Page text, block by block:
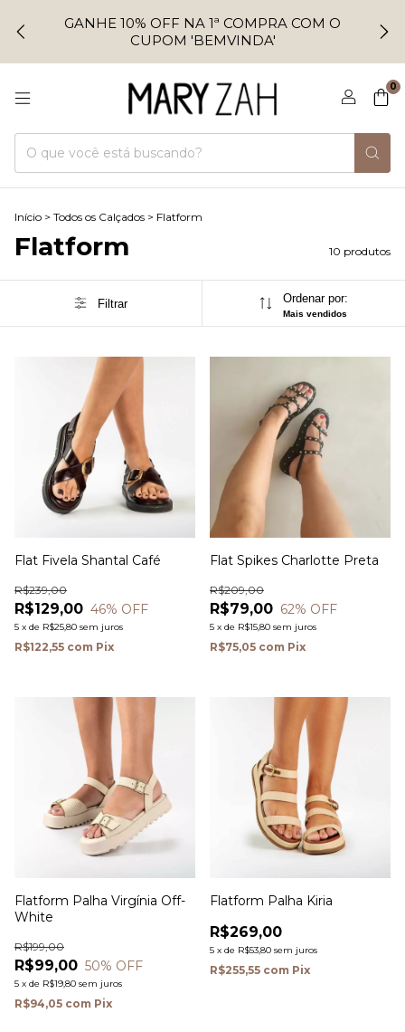
GANHE 10% OFF NA 1ª COMPRA COM O
CUPOM 'BEMVINDA'
0
Início > Todos os Calçados > Flatform
Flatform 10 produtos
Filtrar Ordenar por:
Mais vendidos
Flat Fivela Shantal Café
R$129,00
R$239,00
46% OFF
5 x de R$25,80 sem juros
R$122,55 com Pix
Flat Spikes Charlotte Preta
R$79,00
R$209,00
62% OFF
5 x de R$15,80 sem juros
R$75,05 com Pix
Flatform Palha Virgínia Off-
White
R$99,00
R$199,00
50% OFF
5 x de R$19,80 sem juros
R$94,05 com Pix
Flatform Palha Kiria
R$269,00
5 x de R$53,80 sem juros
R$255,55 com Pix